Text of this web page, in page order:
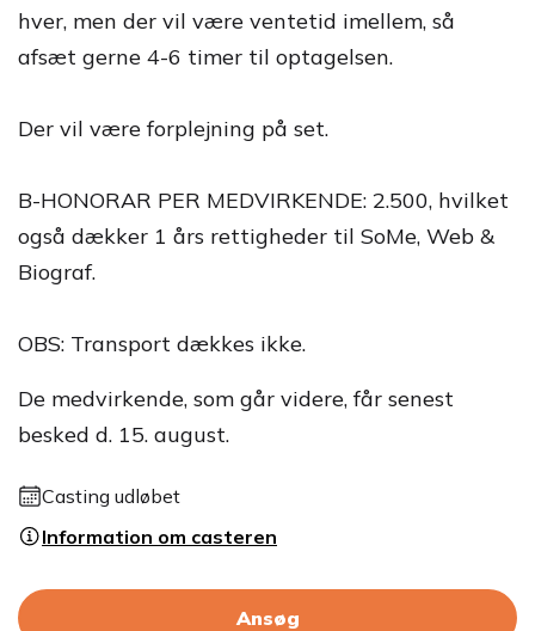
hver, men der vil være ventetid imellem, så
afsæt gerne 4-6 timer til optagelsen.
Der vil være forplejning på set.
B-HONORAR PER MEDVIRKENDE: 2.500, hvilket
også dækker 1 års rettigheder til SoMe, Web &
Biograf.
OBS: Transport dækkes ikke.
De medvirkende, som går videre, får senest
besked d. 15. august.
Casting udløbet
Information om casteren
Ansøg